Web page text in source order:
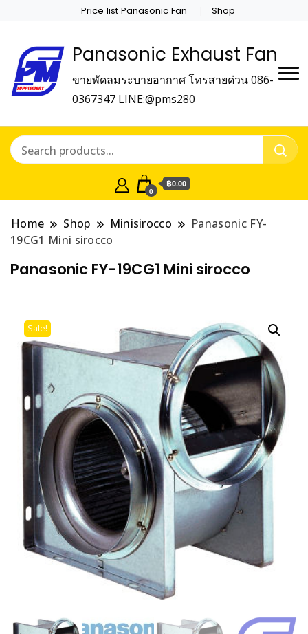
Price list Panasonic Fan Shop
Panasonic Exhaust Fan
ขายพัดลมระบายอากาศ โทรสายด่วน 086-
0367347 LINE:@pms280
0
฿0.00
Home Shop Minisirocco
Panasonic FY-
19CG1 Mini sirocco
Panasonic FY-19CG1 Mini sirocco
Sale!